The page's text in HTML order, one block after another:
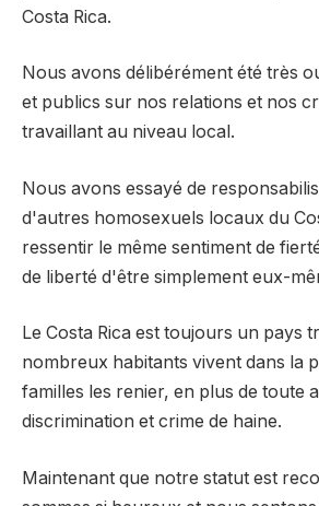
Costa Rica.
Nous avons délibérément été très
et publics sur nos relations et nos
travaillant au niveau local.
Nous avons essayé de
d'autres homosexuels locaux du
ressentir le même sentiment de
de liberté d'être simplement eux-
Le Costa Rica est toujours un pays
nombreux habitants vivent dans la
familles les renier, en plus de toute
discrimination et crime de haine.
Maintenant que notre statut est